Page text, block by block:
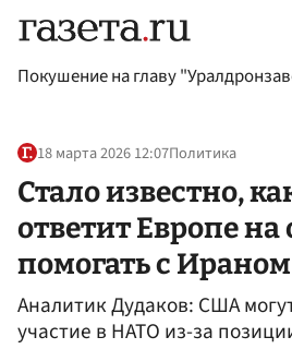
Покушение на главу
18 марта 2026 12:07Политика
Стало известно,
ответит Европе на
помогать с Ираном
Аналитик Дудаков: США
участие в НАТО из-за